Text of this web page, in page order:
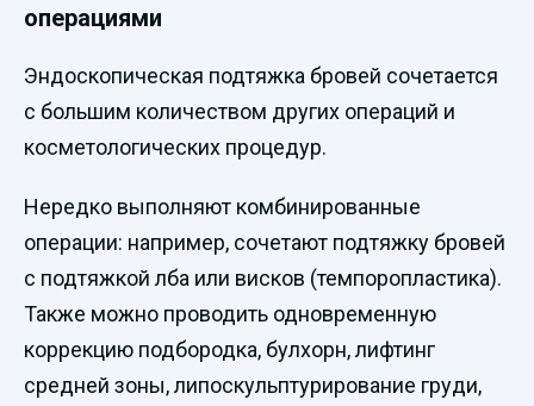
операциями
Эндоскопическая подтяжка бровей сочетается
с большим количеством других операций и
косметологических процедур.
Нередко выполняют комбинированные
операции: например, сочетают подтяжку бровей
с подтяжкой лба или висков (темпоропластика).
Также можно проводить одновременную
коррекцию подбородка, булхорн, лифтинг
средней зоны, липоскульптурирование груди,